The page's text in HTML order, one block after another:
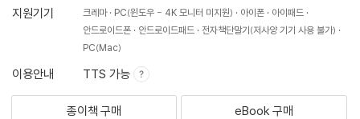
지원기기
크레마 PC(윈도우 - 4K 모니터 미지원) 아이폰
아이패드
안드로이드폰
안드로이드패드
전자책단말기(저사양 기기 사용 불가)
PC(Mac)
이용안내 TTS 가능
종이책 구매 eBook 구매